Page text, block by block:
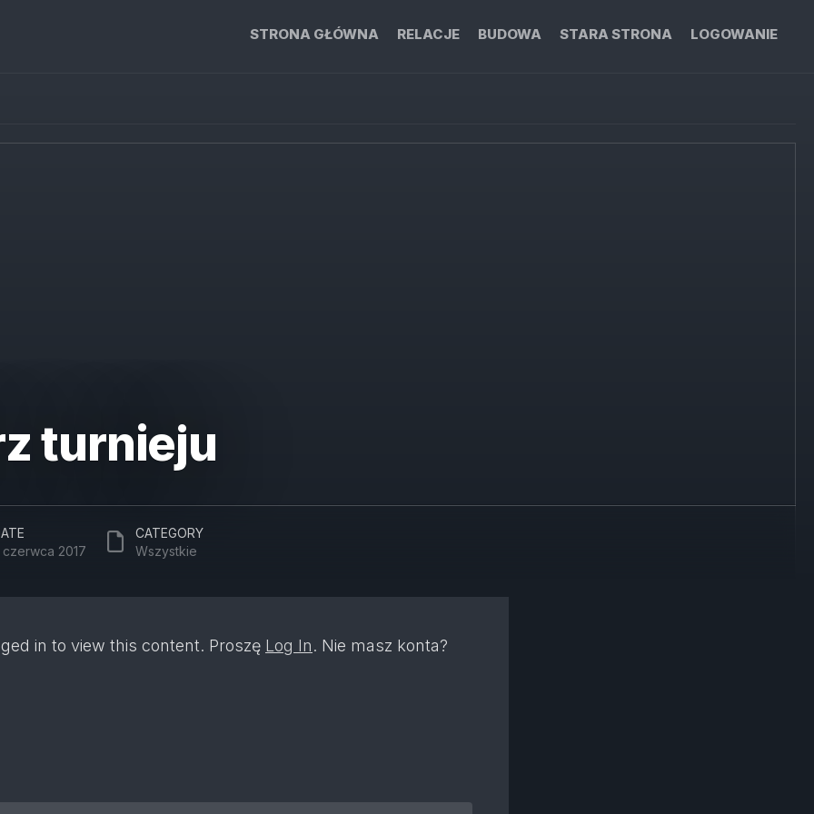
STRONA GŁÓWNA RELACJE BUDOWA STARA STRONA LOGOWANIE
turnieju
czerwca 2017
CATEGORY
Wszystkie
in to view this content. Proszę Log In. Nie masz konta?